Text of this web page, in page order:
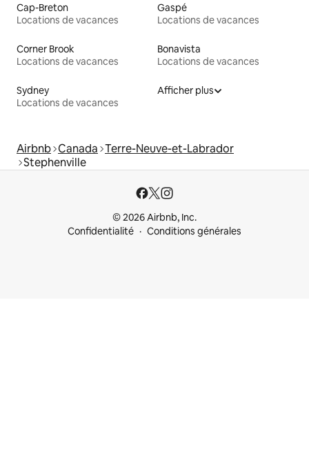
Cap-Breton
Locations de vacances
Gaspé
Locations de vacances
Corner Brook
Locations de vacances
Bonavista
Locations de vacances
Sydney
Locations de vacances
Afficher plus
Airbnb Canada Terre-Neuve-et-Labrador
Stephenville
© 2026 Airbnb, Inc.
Confidentialité
Conditions générales